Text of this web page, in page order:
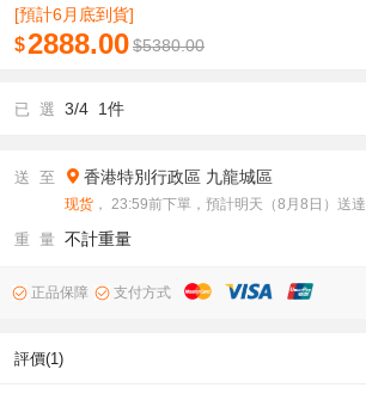
[預計6月底到貨]
$2888.00$5380.00
已 選 3/4 1件
送 至 香港特別行政區 九龍城區
现货 ， 23:59前下單，預計明天（8月8日）送達
重 量 不計重量
正品保障 支付方式
評價(1)